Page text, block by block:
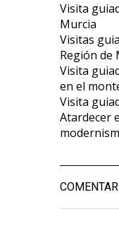
Visita
Murcia
Visitas
Región de
Visita
en el
Visita
Atardecer